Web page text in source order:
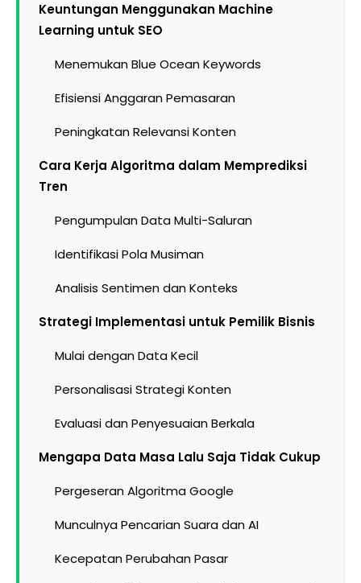
Keuntungan Menggunakan Machine
Learning untuk SEO
Menemukan Blue Ocean Keywords
Efisiensi Anggaran Pemasaran
Peningkatan Relevansi Konten
Cara Kerja Algoritma dalam Memprediksi
Tren
Pengumpulan Data Multi-Saluran
Identifikasi Pola Musiman
Analisis Sentimen dan Konteks
Strategi Implementasi untuk Pemilik Bisnis
Mulai dengan Data Kecil
Personalisasi Strategi Konten
Evaluasi dan Penyesuaian Berkala
Mengapa Data Masa Lalu Saja Tidak Cukup
Pergeseran Algoritma Google
Munculnya Pencarian Suara dan AI
Kecepatan Perubahan Pasar